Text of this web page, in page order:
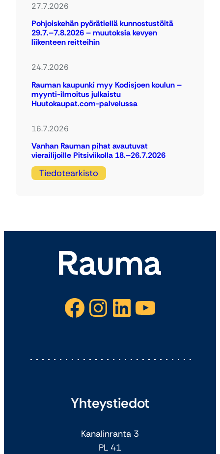
27.7.2026
Pohjoiskehän pyörätiellä kunnostustöitä
29.7.–7.8.2026 – muutoksia kevyen
liikenteen reitteihin
24.7.2026
Rauman kaupunki myy Kodisjoen koulun –
myynti-ilmoitus julkaistu
Huutokaupat.com-palvelussa
16.7.2026
Vanhan Rauman pihat avautuvat
vierailijoille Pitsiviikolla 18.–26.7.2026
Tiedotearkisto
Facebook Instagram LinkedIn YouTube
Yhteystiedot
Kanalinranta 3
PL 41